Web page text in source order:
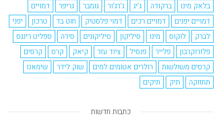
בלאק מינו
ברקודה ג'יג ג'רג'ור גומבר גריפר
דמויים
דמויים יפנים
דמויים רכים דמוי פלסטיק חוט בד טרכון
יפני
לברק
לוקוס מינו סיליקון סיליקונים סירה
ספליט רינגס
פלורוקרבון
פלייר פנסיל ציוד עזר קיאק קרס
קרסים
קרסים משולשות
רולרים אטומים למים שוק לידר
שימאנו
תחזוקה
תיק תיקים
כתבות חדשות